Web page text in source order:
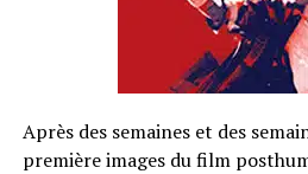
Après des semaines et des
première images du film